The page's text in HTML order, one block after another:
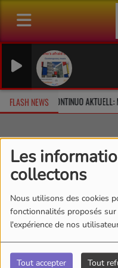
Les
collectons
Nous utilisons des cookies
fonctionnalités proposés
l'expérience de nos
Tout accepter Tout
FLASH NEWS CONTINUO
Equipes
Rosch